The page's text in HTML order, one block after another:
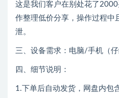
这是我们客户在别处花了
作整理低价分享，操作过程中
泄。
三、设备需求：电脑/手机（
四、细节说明：
1.下单后自动发货，网盘内包